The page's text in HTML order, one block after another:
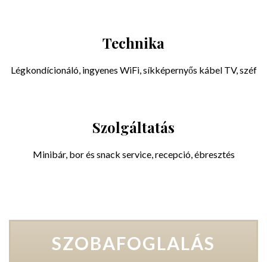
Technika
Légkondícionáló, ingyenes WiFi, síkképernyős kábel TV, széf
Szolgáltatás
Minibár, bor és snack service, recepció, ébresztés
SZOBAFOGLALÁS